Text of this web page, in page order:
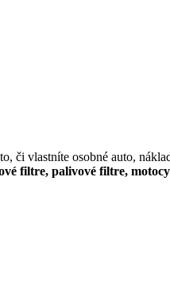
či vlastníte osobné auto,
filtre, palivové filtre,